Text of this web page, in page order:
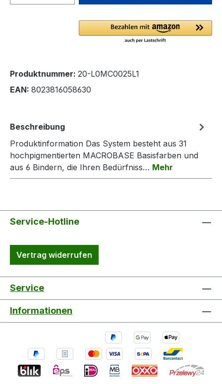
Produktnummer: 20-L0MC0025L1
EAN: 8023816058630
Beschreibung
Produktinformation Das System besteht aus 31
hochpigmentierten MACROBASE Basisfarben und
aus 6 Bindern, die Ihren Bedürfniss… Mehr
Service-Hotline
Vertrag widerrufen
Service
Informationen